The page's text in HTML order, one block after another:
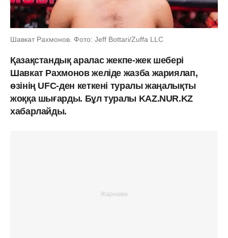
Шавкат Рахмонов. Фото: Jeff Bottari/Zuffa LLC
Қазақстандық аралас жекпе-жек шебері
Шавкат Рахмонов желіде жазба жариялап,
өзінің UFC-ден кеткені туралы жаңалықты
жоққа шығарды. Бұл туралы KAZ.NUR.KZ
хабарлайды.